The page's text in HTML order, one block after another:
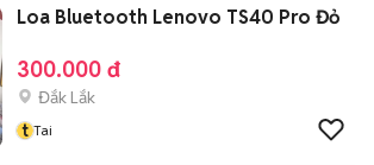
Loa Bluetooth Lenovo TS40 Pro Đỏ
300.000 đ
Đắk Lắk
t Tai